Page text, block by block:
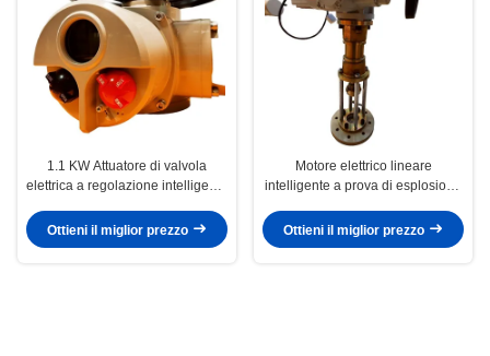
1.1 KW Attuatore di valvola
elettrica a regolazione intelligente
Ottieni il miglior prezzo
Motore elettrico lineare
intelligente a prova di esplosione
Ottieni il miglior prezzo